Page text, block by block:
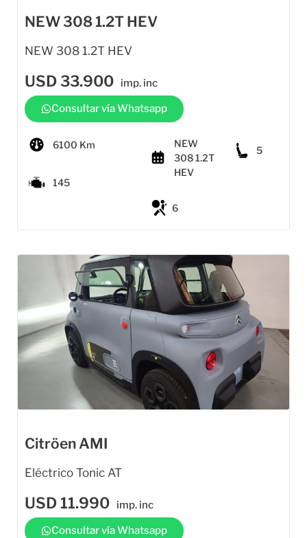
NEW 308 1.2T HEV
NEW 308 1.2T HEV
USD 33.900 imp. inc
Consultar vía Whatsapp
6100 Km
145
NEW
308 1.2T
HEV
6
5
Citröen AMI
Eléctrico Tonic AT
USD 11.990 imp. inc
Consultar vía Whatsapp